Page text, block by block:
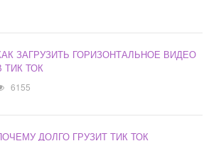
ЗАГРУЗИТЬ ГОРИЗОНТАЛЬНОЕ ВИДЕО
ТИК ТОК
6155
ДОЛГО ГРУЗИТ ТИК ТОК